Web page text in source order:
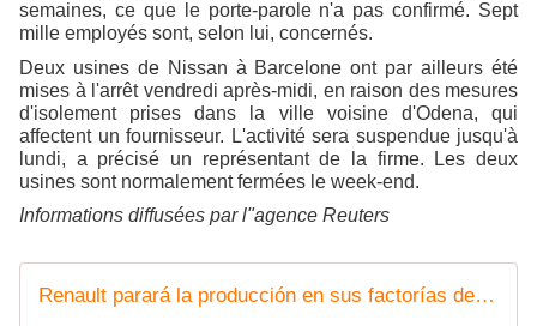
semaines, ce que le porte-parole n'a pas confirmé. Sept
mille employés sont, selon lui, concernés.
Deux usines de Nissan à Barcelone ont par ailleurs été
mises à l'arrêt vendredi après-midi, en raison des mesures
d'isolement prises dans la ville voisine d'Odena, qui
affectent un fournisseur. L'activité sera suspendue jusqu'à
lundi, a précisé un représentant de la firme. Les deux
usines sont normalement fermées le week-end.
Informations diffusées par l"agence Reuters
Renault parará la producción en sus factorías de Valladolid lunes y martes por falta de suministros